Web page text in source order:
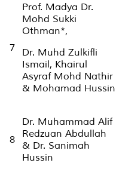
7
Prof. Madya Dr.
Mohd Sukki
Othman*,
Dr. Muhd Zulkifli
Ismail, Khairul
Asyraf Mohd Nathir
& Mohamad Hussin
8
Dr. Muhammad Alif
Redzuan Abdullah
& Dr. Sanimah
Hussin